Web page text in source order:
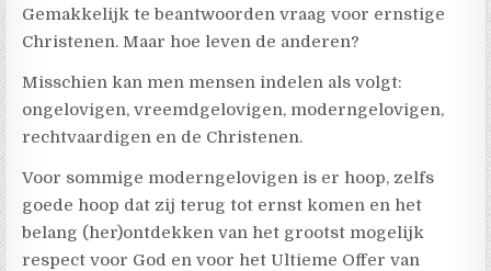
Gemakkelijk te beantwoorden vraag voor ernstige
Christenen. Maar hoe leven de anderen?
Misschien kan men mensen indelen als volgt:
ongelovigen, vreemdgelovigen, moderngelovigen,
rechtvaardigen en de Christenen.
Voor sommige moderngelovigen is er hoop, zelfs
goede hoop dat zij terug tot ernst komen en het
belang (her)ontdekken van het grootst mogelijk
respect voor God en voor het Ultieme Offer van